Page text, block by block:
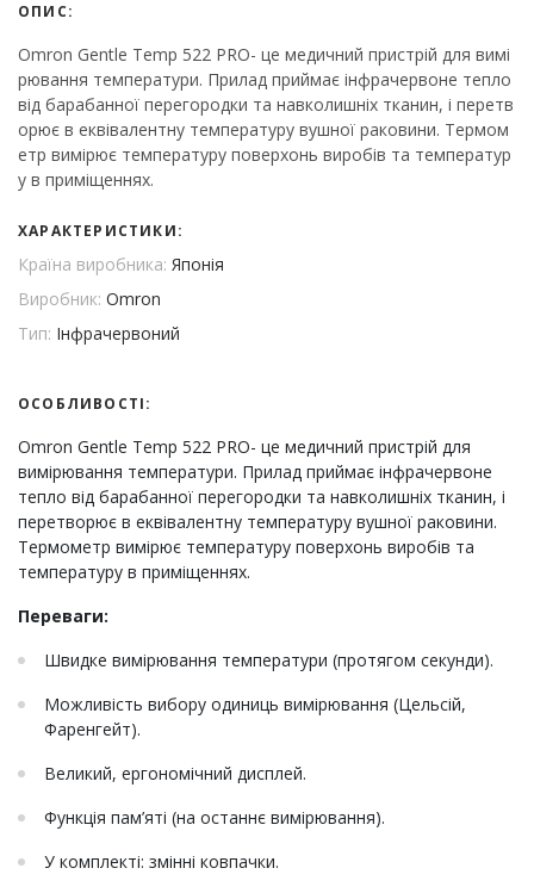
ОПИС:
Omron Gentle Temp 522 PRO- це медичний пристрій для вимі
рювання температури. Прилад приймає інфрачервоне тепло
від барабанної перегородки та навколишніх тканин, і перетв
орює в еквівалентну температуру вушної раковини. Термом
етр вимірює температуру поверхонь виробів та температур
у в приміщеннях.
ХАРАКТЕРИСТИКИ:
Країна виробника: Японія
Виробник: Omron
Тип: Інфрачервоний
ОСОБЛИВОСТІ:
Omron Gentle Temp 522 PRO- це медичний пристрій для
вимірювання температури. Прилад приймає інфрачервоне
тепло від барабанної перегородки та навколишніх тканин, і
перетворює в еквівалентну температуру вушної раковини.
Термометр вимірює температуру поверхонь виробів та
температуру в приміщеннях.
Переваги:
Швидке вимірювання температури (протягом секунди).
Можливість вибору одиниць вимірювання (Цельсій,
Фаренгейт).
Великий, ергономічний дисплей.
Функція пам’яті (на останнє вимірювання).
У комплекті: змінні ковпачки.